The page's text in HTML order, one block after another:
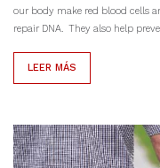
our body make red blood cells
repair DNA. They also help
LEER MÁS